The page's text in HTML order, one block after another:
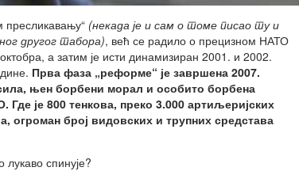
(некада је и сам о томе писао ту и
другог табора), већ се радило о прецизном НАТО
а затим је исти динамизиран 2001. и 2002.
Прва фаза „реформе“ је завршена 2007.
њен борбени морал и особито борбена
је 800 тенкова, преко 3.000 артиљеријских
огроман број видовских и трупних средстава
спинује?